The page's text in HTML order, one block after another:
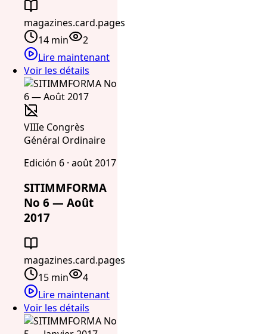
magazines.card.pages
14 min
2
Lire maintenant
Voir les détails
VIIIe Congrès
Général Ordinaire
Edición 6 · août 2017
SITIMMFORMA
No 6 — Août
2017
magazines.card.pages
15 min
4
Lire maintenant
Voir les détails